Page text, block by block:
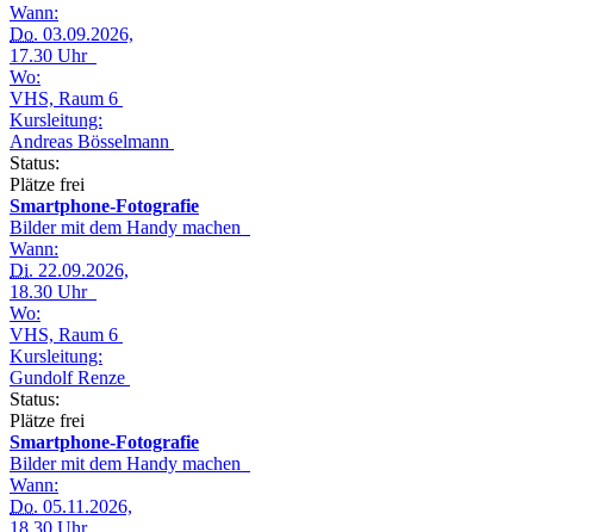
Wann:
Do. 03.09.2026,
17.30 Uhr
Wo:
VHS, Raum 6
Kursleitung:
Andreas Bösselmann
Status:
Plätze frei
Smartphone-Fotografie
Bilder mit dem Handy machen
Wann:
Di. 22.09.2026,
18.30 Uhr
Wo:
VHS, Raum 6
Kursleitung:
Gundolf Renze
Status:
Plätze frei
Smartphone-Fotografie
Bilder mit dem Handy machen
Wann:
Do. 05.11.2026,
18.30 Uhr